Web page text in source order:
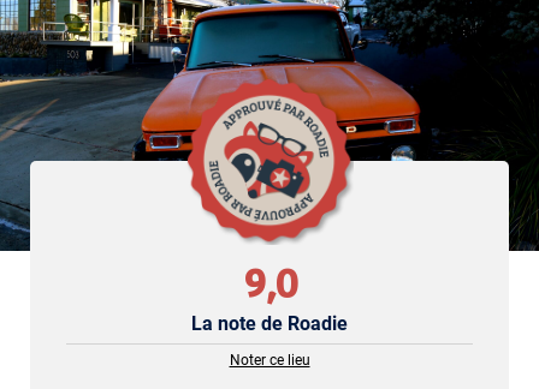
9,0
La note de Roadie
Noter ce lieu